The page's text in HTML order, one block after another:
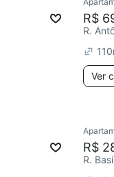
R$
R.
110
Ver
R$
R.